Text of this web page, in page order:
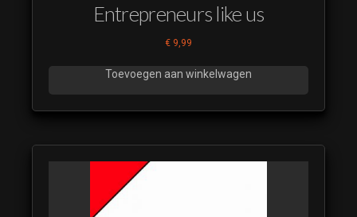
Entrepreneurs like us
€ 9,99
Toevoegen aan winkelwagen